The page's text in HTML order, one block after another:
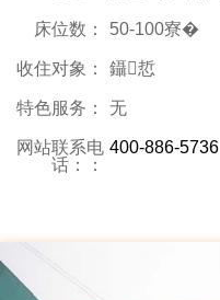
床位数： 50-100寮�
收住对象： 鑷悊
特色服务： 无
网站联系电
话：：
400-886-5736